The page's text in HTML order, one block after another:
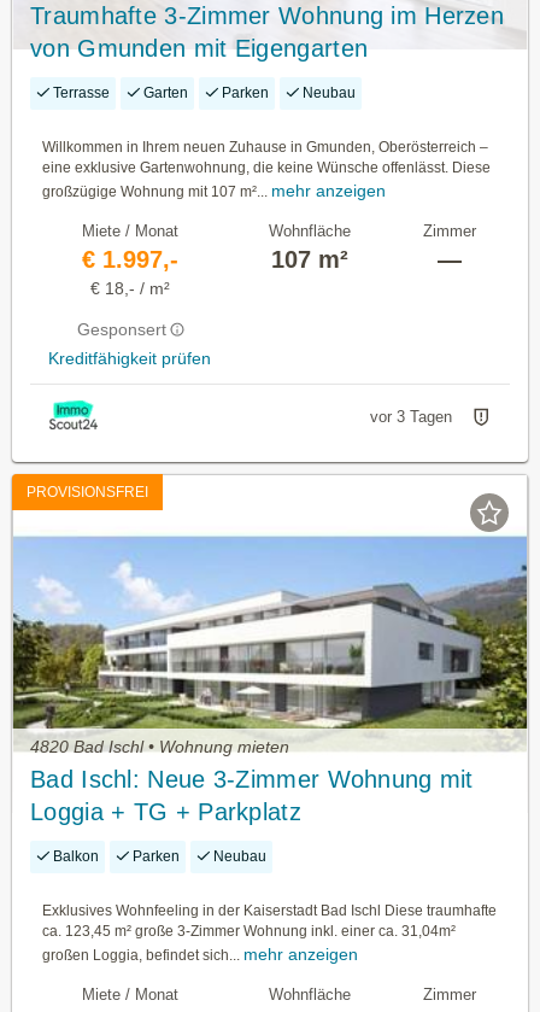
Traumhafte 3-Zimmer Wohnung im Herzen
von Gmunden mit Eigengarten
Terrasse Garten Parken Neubau
Willkommen in Ihrem neuen Zuhause in Gmunden, Oberösterreich –
eine exklusive Gartenwohnung, die keine Wünsche offenlässt. Diese
großzügige Wohnung mit 107 m²... mehr anzeigen
Miete / Monat
€ 1.997,-
€ 18,- / m²
Gesponsert
Kreditfähigkeit prüfen
Wohnfläche
107 m²
Zimmer
—
vor 3 Tagen
PROVISIONSFREI
4820 Bad Ischl • Wohnung mieten
Bad Ischl: Neue 3-Zimmer Wohnung mit
Loggia + TG + Parkplatz
Balkon Parken Neubau
Exklusives Wohnfeeling in der Kaiserstadt Bad Ischl Diese traumhafte
ca. 123,45 m² große 3-Zimmer Wohnung inkl. einer ca. 31,04m²
großen Loggia, befindet sich...
mehr anzeigen
Miete / Monat Wohnfläche Zimmer